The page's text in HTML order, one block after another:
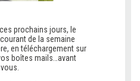
prochains jours, le
de la semaine
en téléchargement sur
boîtes mails…avant